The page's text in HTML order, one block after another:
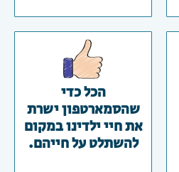
הכל כדי
שהסמארטפון ישרת
את חיי ילדינו במקום
להשתלט על חייהם.